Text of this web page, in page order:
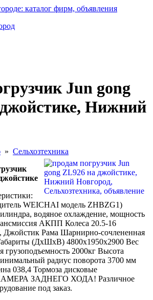
каталог фирм, объявления
Jun gong
Нижний
» Сельхозтехника
WEICHAI модель ZHBZG1)
водяное охлаждение, мощность
АКПП Колеса 20.5-16
Джойстик Рама Шарнирно-сочлененная
(ДхШхВ) 4800х1950х2900 Вес
грузоподъемность 2000кг Высота
радиус поворота 3700 мм
038,4 Тормоза дисковые
ЗАДНЕГО ХОДА! Различное
под заказ.